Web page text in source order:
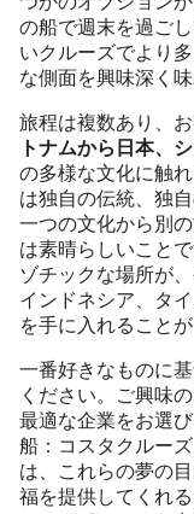
の船で週末を過ご
いクルーズでより
な側面を興味深く
旅程は複数あり、
トナムから日本、
の多様な文化に触
は独自の伝統、独
一つの文化から別
は素晴らしいこと
ゾチックな場所が
インドネシア、タ
を手に入れることが
一番好きなものに
ください。ご興味
最適な企業をお選
船：コスタクルー
は、これらの夢の
福を提供してくれ